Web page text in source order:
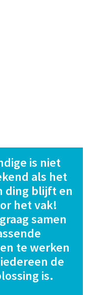
is niet
als het
ding blijft en
het vak!
te werken
de
is.